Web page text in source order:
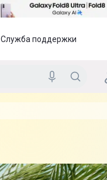
Служба поддержки